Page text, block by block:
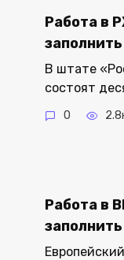
Работа в
В штате
состоят
0
Работа в